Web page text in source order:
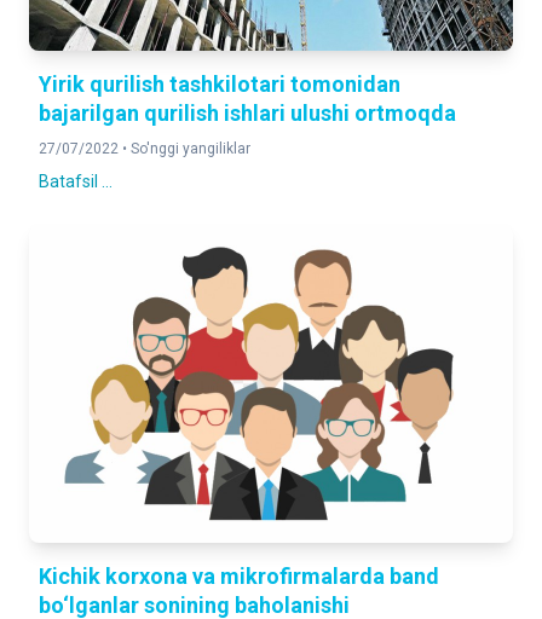
Yirik qurilish tashkilotari tomonidan
bajarilgan qurilish ishlari ulushi ortmoqda
27/07/2022 • So'nggi yangiliklar
Batafsil ...
Kichik korxona va mikrofirmalarda band
bo‘lganlar sonining baholanishi